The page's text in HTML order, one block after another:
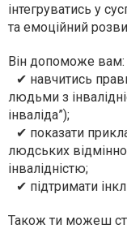
інтегруватись у
та емоційний
Він допоможе вам:
✔ навчитись
людьми з
інваліда”);
✔ показати
людських
інвалідністю;
✔ підтримати
Також ти можеш